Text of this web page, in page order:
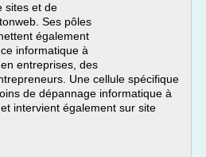
sites et de
Ses pôles
également
informatique à
entreprises, des
Une cellule spécifique
de dépannage informatique à
intervient également sur site